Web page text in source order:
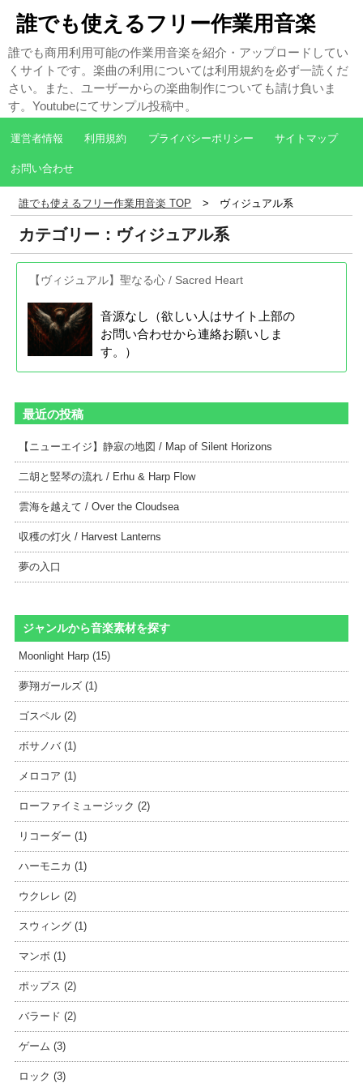
誰でも使えるフリー作業用音楽
誰でも商用利用可能の作業用音楽を紹介・アップロードしてい
くサイトです。楽曲の利用については利用規約を必ず一読くだ
さい。また、ユーザーからの楽曲制作についても請け負いま
す。Youtubeにてサンプル投稿中。
運営者情報 利用規約 プライバシーポリシー サイトマップ
お問い合わせ
誰でも使えるフリー作業用音楽 TOP ヴィジュアル系
カテゴリー：ヴィジュアル系
【ヴィジュアル】聖なる心 / Sacred Heart
音源なし（欲しい人はサイト上部の
お問い合わせから連絡お願いしま
す。）
最近の投稿
【ニューエイジ】静寂の地図 / Map of Silent Horizons
二胡と竪琴の流れ / Erhu & Harp Flow
雲海を越えて / Over the Cloudsea
収穫の灯火 / Harvest Lanterns
夢の入口
ジャンルから音楽素材を探す
Moonlight Harp (15)
夢翔ガールズ (1)
ゴスペル (2)
ボサノバ (1)
メロコア (1)
ローファイミュージック (2)
リコーダー (1)
ハーモニカ (1)
ウクレレ (2)
スウィング (1)
マンボ (1)
ポップス (2)
バラード (2)
ゲーム (3)
ロック (3)